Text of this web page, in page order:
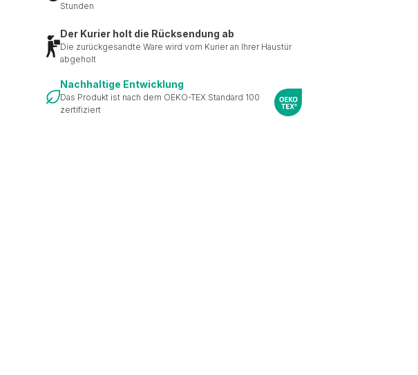
Stunden
Der Kurier holt die Rücksendung ab
Die zurückgesandte Ware wird vom Kurier an Ihrer Haustür
abgeholt
Nachhaltige Entwicklung
Das Produkt ist nach dem OEKO-TEX Standard 100
zertifiziert